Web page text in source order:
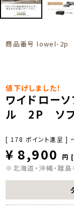
商品番号 lowel-2p
値下げしました！
ワイドロー
ル 2P ソフ
[ 178 ポイント進呈 ]
¥ 8,900
※北海道・沖縄・離島